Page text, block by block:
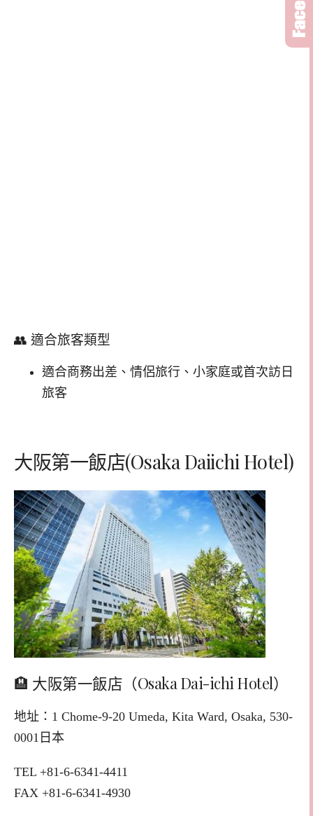
👥 適合旅客類型
適合商務出差、情侶旅行、小家庭或首次訪日
旅客
大阪第一飯店(Osaka Daiichi Hotel)
🏨 大阪第一飯店（Osaka Dai-ichi Hotel）
地址：1 Chome-9-20 Umeda, Kita Ward, Osaka, 530-
0001日本
TEL +81-6-6341-4411
FAX +81-6-6341-4930